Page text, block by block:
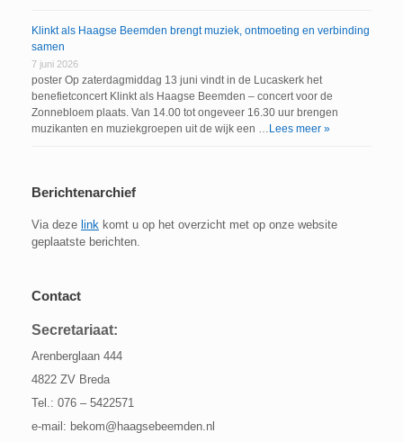
Klinkt als Haagse Beemden brengt muziek, ontmoeting en verbinding
samen
7 juni 2026
poster Op zaterdagmiddag 13 juni vindt in de Lucaskerk het
benefietconcert Klinkt als Haagse Beemden – concert voor de
Zonnebloem plaats. Van 14.00 tot ongeveer 16.30 uur brengen
muzikanten en muziekgroepen uit de wijk een … Lees meer »
Berichtenarchief
Via deze link komt u op het overzicht met op onze website
geplaatste berichten.
Contact
Secretariaat:
Arenberglaan 444
4822 ZV Breda
Tel.: 076 – 5422571
e-mail: bekom@haagsebeemden.nl